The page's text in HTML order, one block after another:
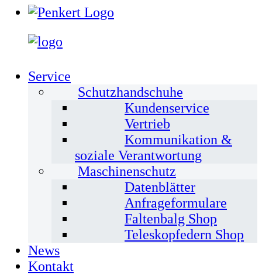
Service
Schutzhandschuhe
Kundenservice
Vertrieb
Kommunikation &
soziale Verantwortung
Maschinenschutz
Datenblätter
Anfrageformulare
Faltenbalg Shop
Teleskopfedern Shop
News
Kontakt